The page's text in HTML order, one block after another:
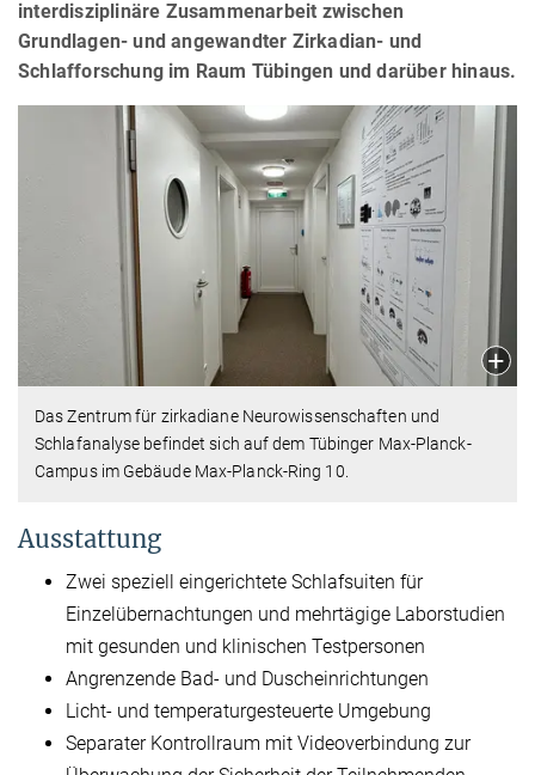
interdisziplinäre Zusammenarbeit zwischen
Grundlagen- und angewandter Zirkadian- und
Schlafforschung im Raum Tübingen und darüber hinaus.
Das Zentrum für zirkadiane Neurowissenschaften und
Schlafanalyse befindet sich auf dem Tübinger Max-Planck-
Campus im Gebäude Max-Planck-Ring 10.
Ausstattung
Zwei speziell eingerichtete Schlafsuiten für
Einzelübernachtungen und mehrtägige Laborstudien
mit gesunden und klinischen Testpersonen
Angrenzende Bad- und Duscheinrichtungen
Licht- und temperaturgesteuerte Umgebung
Separater Kontrollraum mit Videoverbindung zur